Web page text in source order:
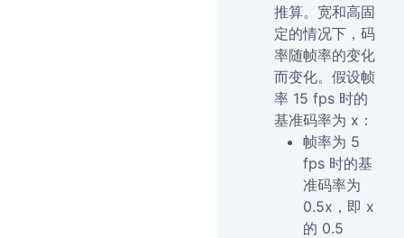
推算。宽和高固
定的情况下，码
率随帧率的变化
而变化。假设帧
率 15 fps 时的
基准码率为 x：
帧率为 5
fps 时的基
准码率为
0.5x，即 x
的 0.5